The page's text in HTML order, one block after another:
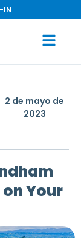
IN
2 de mayo de
2023
Your